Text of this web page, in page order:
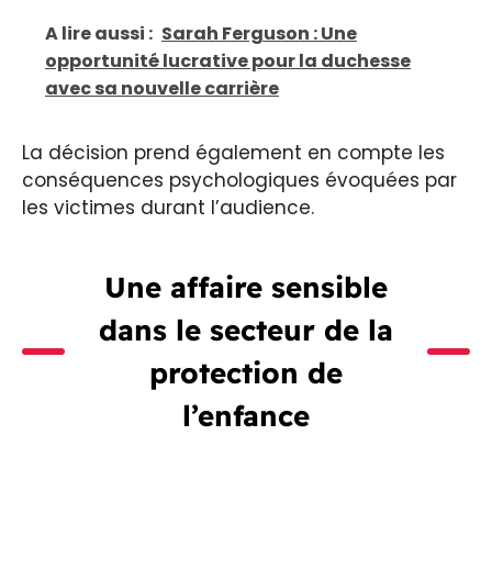
A lire aussi : Sarah Ferguson : Une
opportunité lucrative pour la duchesse
avec sa nouvelle carrière
La décision prend également en compte les
conséquences psychologiques évoquées par
les victimes durant l’audience.
Une affaire sensible
dans le secteur de la
protection de
l’enfance